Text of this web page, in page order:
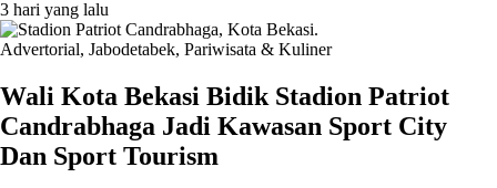
3 hari yang lalu
Advertorial, Jabodetabek, Pariwisata & Kuliner
Wali Kota Bekasi Bidik Stadion Patriot
Candrabhaga Jadi Kawasan Sport City
Dan Sport Tourism